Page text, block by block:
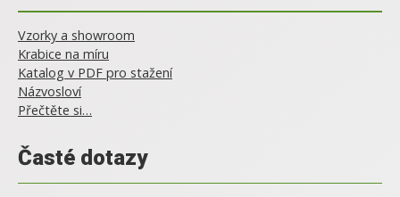
Vzorky a showroom
Krabice na míru
Katalog v PDF pro stažení
Názvosloví
Přečtěte si…
Časté dotazy